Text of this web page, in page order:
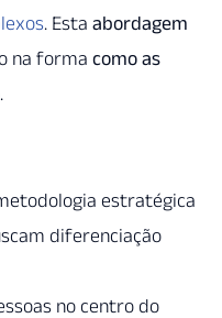
. Esta abordagem
na forma como as
estratégica
diferenciação
no centro do